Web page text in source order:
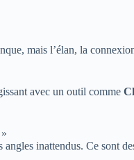
mais l’élan, la
avec un outil comme
inattendus. Ce sont